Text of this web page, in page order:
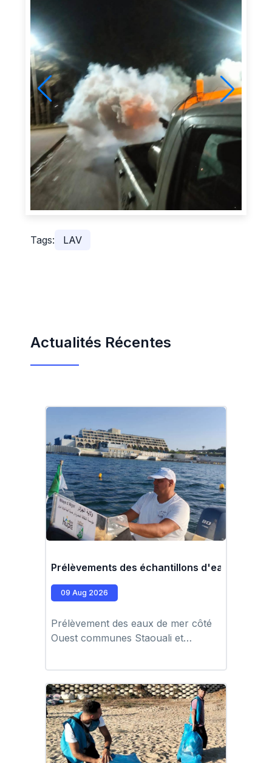
Tags: LAV
Actualités Récentes
Prélèvements des échantillons d'eau de mer
09 Aug 2026
Prélèvement des eaux de mer côté
Ouest communes Staouali et
Hupe à l'aide de l'embarcation
Zodiac.